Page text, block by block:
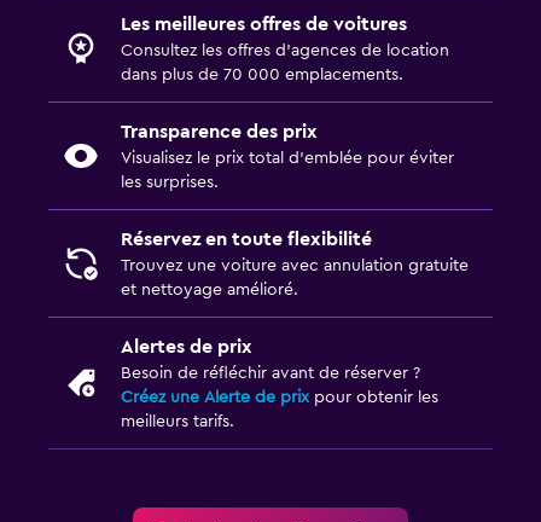
Les meilleures offres de voitures
Consultez les offres d’agences de location
dans plus de 70 000 emplacements.
Transparence des prix
Visualisez le prix total d’emblée pour éviter
les surprises.
Réservez en toute flexibilité
Trouvez une voiture avec annulation gratuite
et nettoyage amélioré.
Alertes de prix
Besoin de réfléchir avant de réserver ?
Créez une Alerte de prixpour obtenir les
meilleurs tarifs.